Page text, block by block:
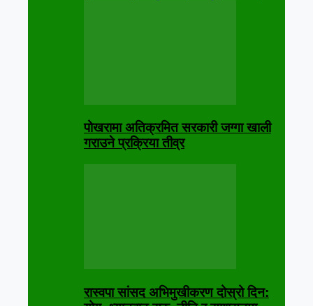
पोखरामा अतिक्रमित सरकारी जग्गा खाली
गराउने प्रक्रिया तीव्र
रास्वपा सांसद अभिमुखीकरण दोस्रो दिन: